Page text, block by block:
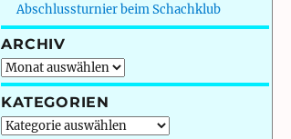
Abschlussturnier beim Schachklub
ARCHIV
Archiv
KATEGORIEN
Kategorien